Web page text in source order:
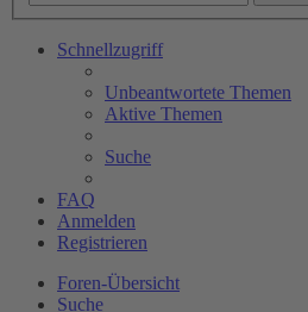
Schnellzugriff
Unbeantwortete Themen
Aktive Themen
Suche
FAQ
Anmelden
Registrieren
Foren-Übersicht
Suche